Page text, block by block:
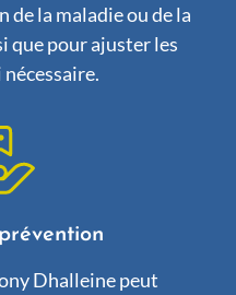
la maladie ou de la
que pour ajuster les
Dhalleine peut